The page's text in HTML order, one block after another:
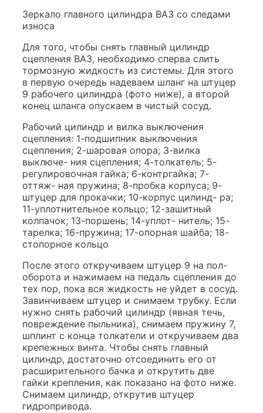
Зеркало главного цилиндра ВАЗ со следами
износа
Для того, чтобы снять главный цилиндр
сцепления ВАЗ, необходимо сперва слить
тормозную жидкость из системы. Для этого
в первую очередь надеваем шланг на штуцер
9 рабочего цилиндра (фото ниже), а второй
конец шланга опускаем в чистый сосуд.
Рабочий цилиндр и вилка выключения
сцепления: 1-подшипник выключения
сцепления; 2-шаровая опора; 3-вилка
выключе- ния сцепления; 4-толкатель; 5-
регулировочная гайка; 6-контргайка; 7-
оттяж- ная пружина; 8-пробка корпуса; 9-
штуцер для прокачки; 10-корпус цилинд- ра;
11-уплотнительное кольцо; 12-зашитный
колпачок; 13-поршень; 14-уплот- нитель; 15-
тарелка; 16-пружина; 17-опорная шайба; 18-
стопорное кольцо
После этого откручиваем штуцер 9 на пол-
оборота и нажимаем на педаль сцепления до
тех пор, пока вся жидкость не уйдет в сосуд.
Завинчиваем штуцер и снимаем трубку. Если
нужно снять рабочий цилиндр (явная течь,
повреждение пыльника), снимаем пружину 7,
шплинт с конца толкатели и откручиваем два
крепежных винта. Чтобы снять главный
цилиндр, достаточно отсоединить его от
расширительного бачка и открутить две
гайки крепления, как показано на фото ниже.
Снимаем цилиндр, открутив штуцер
гидропривода.